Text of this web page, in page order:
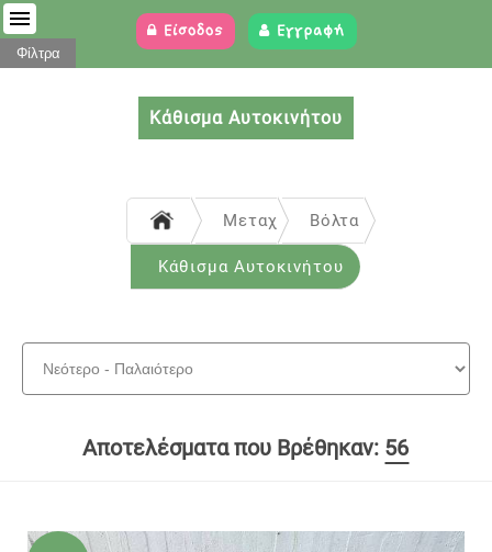
Είσοδος Εγγραφή
Φίλτρα
Κάθισμα Αυτοκινήτου
ΜεταχειρισμέναΒόλτα Μωρού
Κάθισμα Αυτοκινήτου
Αποτελέσματα που Βρέθηκαν: 56